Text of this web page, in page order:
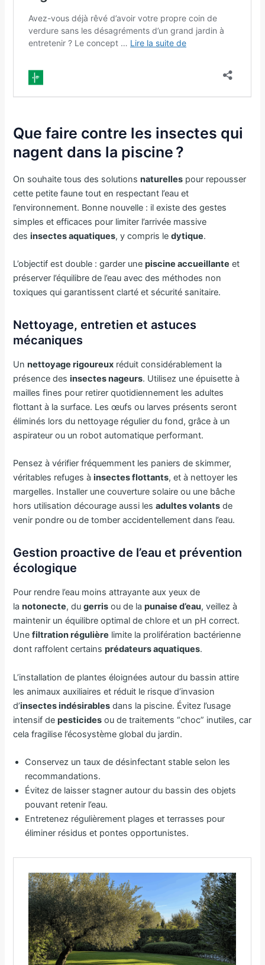
Que faire contre les insectes qui
nagent dans la piscine ?
On souhaite tous des solutionsnaturelles pour repousser
cette petite faune tout en respectant l’eau et
l’environnement. Bonne nouvelle : il existe des gestes
simples et efficaces pour limiter l’arrivée massive
desinsectes aquatiques, y compris ledytique.
L’objectif est double : garder unepiscine accueillante et
préserver l’équilibre de l’eau avec des méthodes non
toxiques qui garantissent clarté et sécurité sanitaire.
Nettoyage, entretien et astuces
mécaniques
Unnettoyage rigoureux réduit considérablement la
présence desinsectes nageurs. Utilisez une épuisette à
mailles fines pour retirer quotidiennement les adultes
flottant à la surface. Les œufs ou larves présents seront
éliminés lors du nettoyage régulier du fond, grâce à un
aspirateur ou un robot automatique performant.
Pensez à vérifier fréquemment les paniers de skimmer,
véritables refuges àinsectes flottants, et à nettoyer les
margelles. Installer une couverture solaire ou une bâche
hors utilisation décourage aussi lesadultes volants de
venir pondre ou de tomber accidentellement dans l’eau.
Gestion proactive de l’eau et prévention
écologique
Pour rendre l’eau moins attrayante aux yeux de
lanotonecte, dugerris ou de lapunaise d’eau, veillez à
maintenir un équilibre optimal de chlore et un pH correct.
Unefiltration régulière limite la prolifération bactérienne
dont raffolent certainsprédateurs aquatiques.
L’installation de plantes éloignées autour du bassin attire
les animaux auxiliaires et réduit le risque d’invasion
d’insectes indésirables dans la piscine. Évitez l’usage
intensif depesticides ou de traitements “choc” inutiles, car
cela fragilise l’écosystème global du jardin.
Conservez un taux de désinfectant stable selon les
recommandations.
Évitez de laisser stagner autour du bassin des objets
pouvant retenir l’eau.
Entretenez régulièrement plages et terrasses pour
éliminer résidus et pontes opportunistes.